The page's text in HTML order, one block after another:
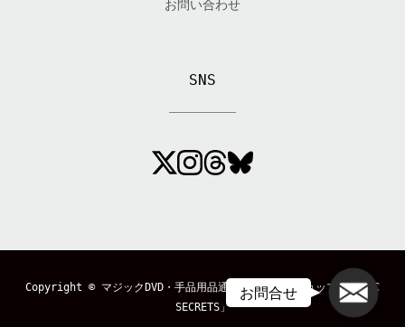
お問い合わせ
SNS
Copyright © マジックDVD・手品用品通販のマジックショップ「MAGIC
SECRETS」
メール
お問合せ